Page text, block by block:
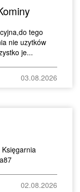
tego
nie uzytków
je...
03.08.2026
02.08.2026